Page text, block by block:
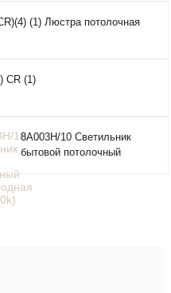
(1) Люстра потолочная
CR (1)
8A003H/10 Светильник
бытовой потолочный